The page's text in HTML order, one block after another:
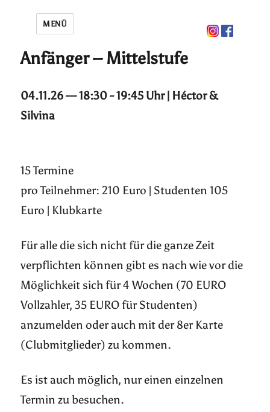
MENÜ
Anfänger – Mittelstufe
04.11.26 — 18:30 - 19:45 Uhr | Héctor &
Silvina
15 Termine
pro Teilnehmer: 210 Euro | Studenten 105
Euro | Klubkarte
Für alle die sich nicht für die ganze Zeit
verpflichten können gibt es nach wie vor die
Möglichkeit sich für 4 Wochen (70 EURO
Vollzahler, 35 EURO für Studenten)
anzumelden oder auch mit der 8er Karte
(Clubmitglieder) zu kommen.
Es ist auch möglich, nur einen einzelnen
Termin zu besuchen.